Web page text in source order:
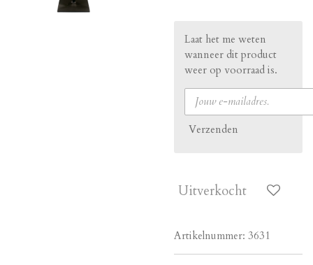
Laat het me weten
wanneer dit product
weer op voorraad is.
Verzenden
Uitverkocht
Artikelnummer: 3631